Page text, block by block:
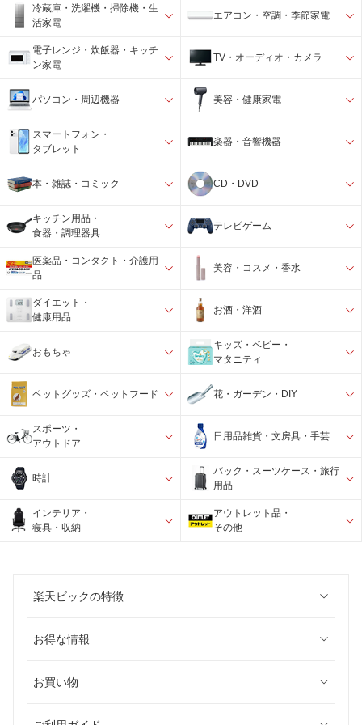
冷蔵庫・洗濯機・掃除機・生
活家電
エアコン・空調・季節家電
電子レンジ・炊飯器・キッチ
ン家電
TV・オーディオ・カメラ
パソコン・周辺機器 美容・健康家電
スマートフォン・
タブレット
楽器・音響機器
本・雑誌・コミック CD・DVD
キッチン用品・
食器・調理器具
テレビゲーム
医薬品・コンタクト・介護用
品
美容・コスメ・香水
ダイエット・
健康用品
お酒・洋酒
おもちゃ
キッズ・ベビー・
マタニティ
ペットグッズ・ペットフード 花・ガーデン・DIY
スポーツ・
アウトドア
日用品雑貨・文房具・手芸
時計
バック・スーツケース・旅行
用品
インテリア・
寝具・収納
アウトレット品・
その他
楽天ビックの特徴
お得な情報
お買い物